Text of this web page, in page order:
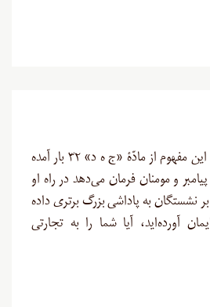
جهاد، تلاش در راه خدا، این مفهوم از مادّۀ «ج ه د» ۳۲ بار آمده
و مومنان فرمان می‌دهد در راه او
نشستگان به پاداشی بزرگ برتری داده
آورده‌اید، آیا شما را به تجارتی